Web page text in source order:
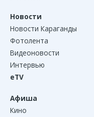
Новости
Новости Караганды
Фотолента
Видеоновости
Интервью
eTV
Афиша
Кино